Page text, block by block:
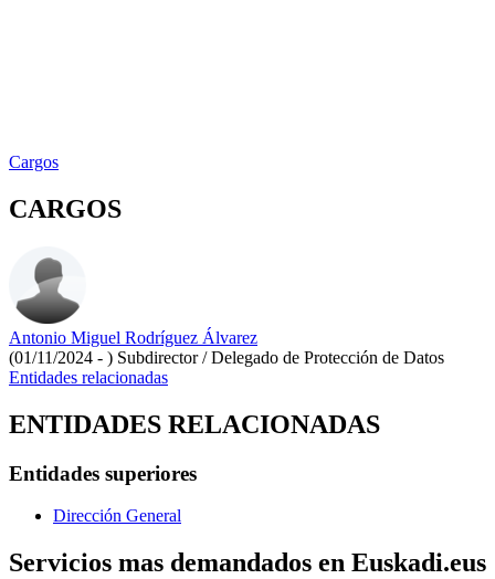
Cargos
CARGOS
Antonio Miguel Rodríguez Álvarez
(01/11/2024 - ) Subdirector / Delegado de Protección de Datos
Entidades relacionadas
ENTIDADES RELACIONADAS
Entidades superiores
Dirección General
Servicios mas demandados en Euskadi.eus